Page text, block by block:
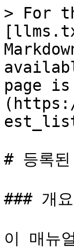
> For
page
# 등록
### 개
이 매뉴